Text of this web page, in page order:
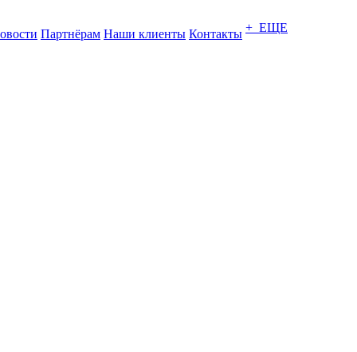
Партнёрам Наши клиенты Контакты + ЕЩЕ